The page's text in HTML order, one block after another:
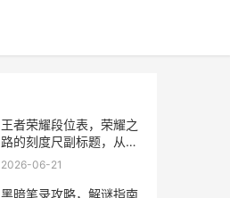
王者荣耀段位表，荣耀之
路的刻度尺副标题，从倔
强青铜到最强王者的征程
2026-06-21
黑暗笔录攻略，解谜指南